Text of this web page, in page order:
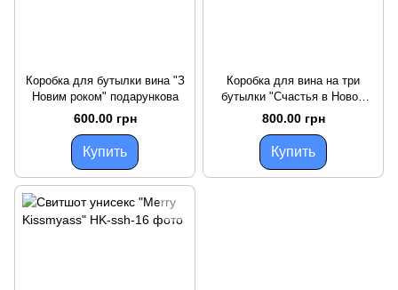
Коробка для бутылки вина "З
Новим роком" подарункова
600.00 грн
Купить
Коробка для вина на три
бутылки "Счастья в Новом
году"
800.00 грн
Купить